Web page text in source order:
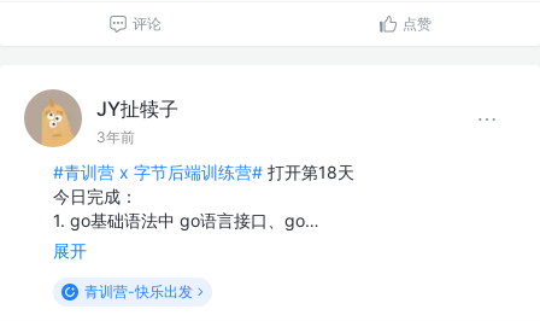
评论 点赞
JY扯犊子
3年前
#青训营 x 字节后端训练营# 打开第18天
今日完成：
1. go基础语法中 go语言接口、go…
展开
青训营-快乐出发